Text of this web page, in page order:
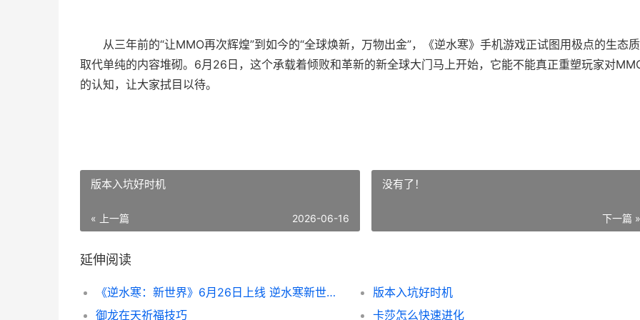
从三年前的“让MMO再次辉煌”到如今的“全球焕新，万物出金”，《逆水寒》手机游戏正试图用极点的生态
取代单纯的内容堆砌。6月26日，这个承载着倾败和革新的新全球大门马上开始，它能不能真正重塑玩家对
的认知，让大家拭目以待。
版本入坑好时机
« 上一篇 2026-06-16
没有了！
下一篇 »
延伸阅读
《逆水寒：新世界》6月26日上线 逆水寒新世界双人预约怎么进
版本入坑好时机
御龙在天祈福技巧
卡莎怎么快速进化